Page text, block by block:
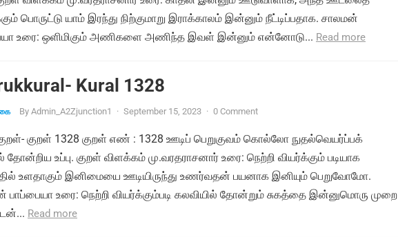
பொருட்டு யாம் இரந்து நிற்குமாறு இராக்காலம் இன்னும் நீட்டிப்பதாக. சாலமன்
உரை: ஒளிமிகும் அணிகளை அணிந்த இவள் இன்னும் என்னோடு... Read more
Kural 1328
By Admin_A2Zjunction1 · September 15, 2023 · 0 Comment
குறள் 1328 குறள் எண் : 1328 ஊடிப் பெறுகுவம் கொல்லோ நுதல்வெயர்ப்பக்
தோன்றிய உப்பு. குறள் விளக்கம் மு.வரதராசனார் உரை: நெற்றி வியர்க்கும் படியாக
உளதாகும் இனிமையை ஊடியிருந்து உணர்வதன் பயனாக இனியும் பெறுவோமோ.
பாப்பையா உரை: நெற்றி வியர்க்கும்படி கலவியில் தோன்றும் சுகத்தை இன்னுமொரு முறை
Read more